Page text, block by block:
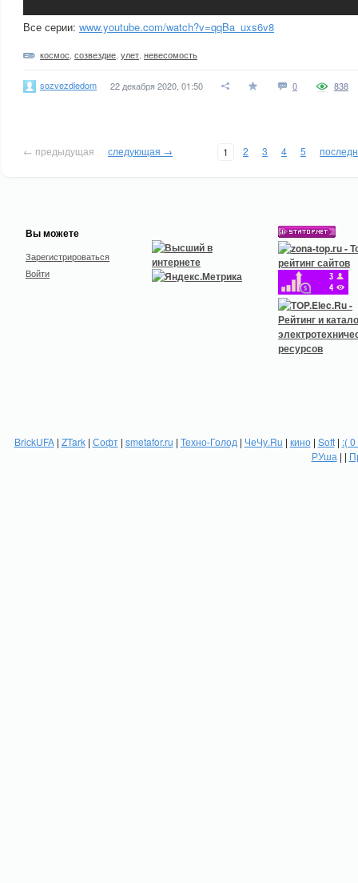
Все серии: www.youtube.com/watch?v=qqBa_uxs6v8
космос созвездие улет невесомость
sozvezdiedom 22 декабря 2020, 01:50 0 838
← предыдущая следующая → 1 2 3 4 5
Вы можете
Зарегистрироваться
Войти
BrickUFA| ZTark| Софт| smetafor.ru | Техно-Голод | ЧеЧу.Ru | кино| Soft| :(
РУша | |